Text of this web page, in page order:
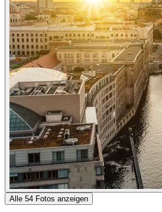
Alle 54 Fotos anzeigen